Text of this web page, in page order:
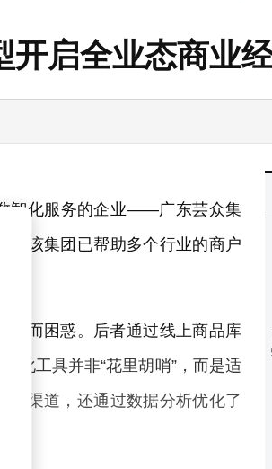
开启全业态商业
智化服务的企业——广东芸众集
，该集团已帮助多个行业的商户
倍而困惑。后者通过线上商品库
化工具并非“花里胡哨”，而是适
下渠道，还通过数据分析优化了